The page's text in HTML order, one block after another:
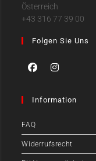
Österreich
+43 316 77 39 00
Folgen Sie Uns
Information
FAQ
Widerrufsrecht